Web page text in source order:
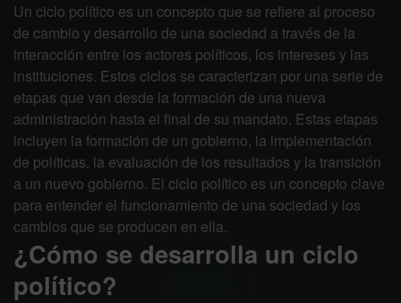
Un ciclo político es un concepto que se refiere al proceso
de cambio y desarrollo de una sociedad a través de la
interacción entre los actores políticos, los intereses y las
instituciones. Estos ciclos se caracterizan por una serie de
etapas que van desde la formación de una nueva
administración hasta el final de su mandato. Estas etapas
incluyen la formación de un gobierno, la implementación
de políticas, la evaluación de los resultados y la transición
a un nuevo gobierno. El ciclo político es un concepto clave
para entender el funcionamiento de una sociedad y los
cambios que se producen en ella.
¿Cómo se desarrolla un ciclo
político?